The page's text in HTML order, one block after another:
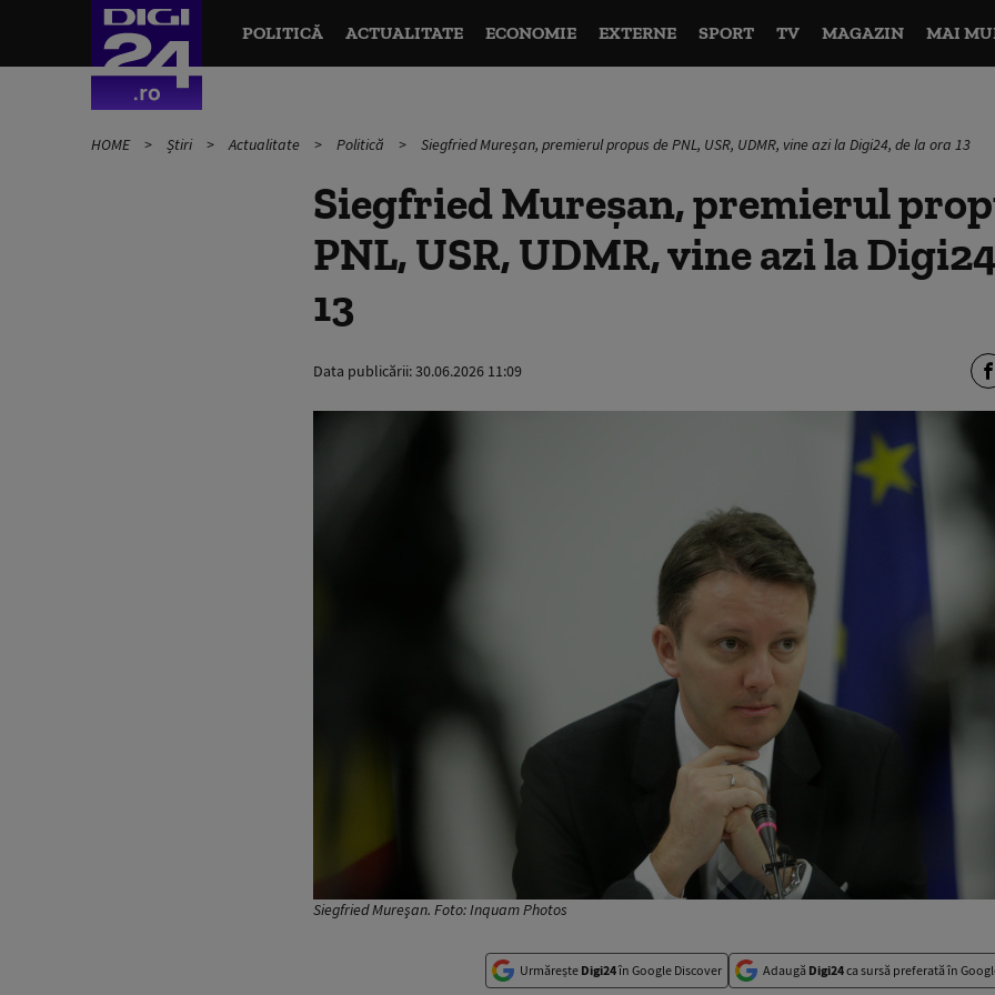
POLITICĂ ACTUALITATE ECONOMIE EXTERNE SPORT TV MAGAZIN MAI
HOME Știri Actualitate Politică Siegfried Mureșan, premierul propus de PNL, USR, UDMR, vine azi la Digi24, de la ora 13
Siegfried Mureșan, premierul
PNL, USR, UDMR, vine azi la
13
Data publicării:30.06.2026 11:09
Siegfried Mureşan. Foto: Inquam Photos
Urmărește Digi24în Google Discover Adaugă Digi24ca sursă preferată în